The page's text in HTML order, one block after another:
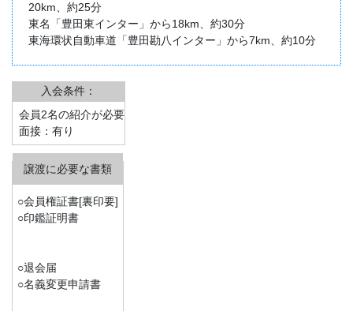
20km、約25分
東名「豊田東インター」から18km、約30分
東海環状自動車道「豊田勘八インター」から7km、約10分
入会条件：
会員2名の紹介が必要
面接：有り
○会員権証書[裏印要]
○印鑑証明書
○退会届
○名義変更申請書